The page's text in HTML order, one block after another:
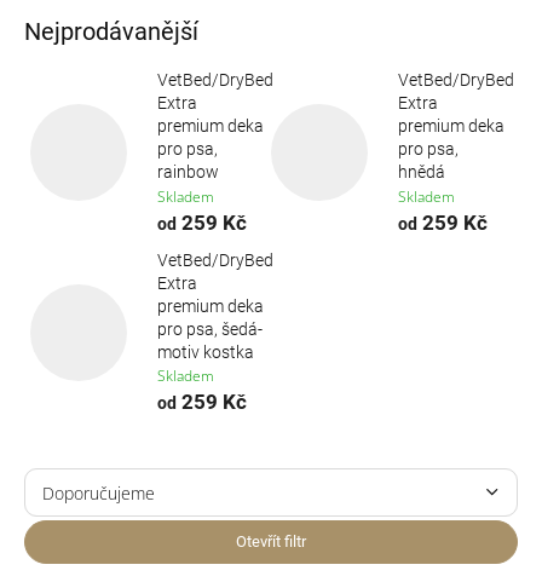
Nejprodávanější
VetBed/DryBed
Extra
premium deka
pro psa,
rainbow
Skladem
od 259 Kč
VetBed/DryBed
Extra
premium deka
pro psa,
hnědá
Skladem
od 259 Kč
VetBed/DryBed
Extra
premium deka
pro psa, šedá-
motiv kostka
Skladem
od 259 Kč
Ř
z
e
n
Doporučujeme
Otevřít filtr